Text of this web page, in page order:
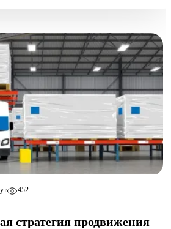
452
стратегия продвижения